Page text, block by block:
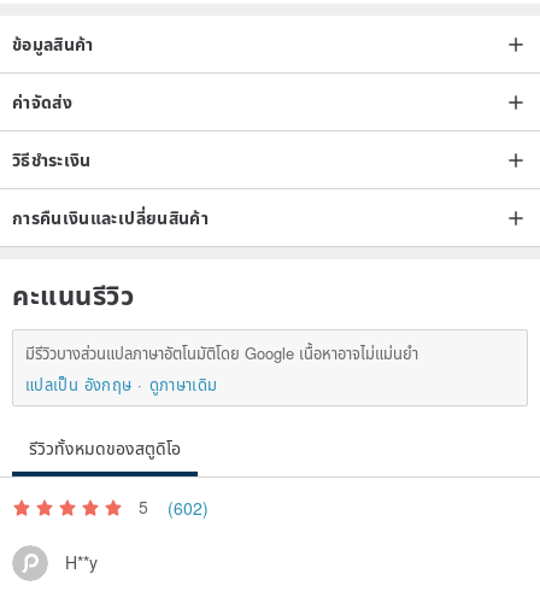
ข้อมูลสินค้า
ค่าจัดส่ง
วิธีชำระเงิน
การคืนเงินและเปลี่ยนสินค้า
คะแนนรีวิว
มีรีวิวบางส่วนแปลภาษาอัตโนมัติโดย Google เนื้อหาอาจไม่แม่นยำ
แปลเป็น อังกฤษ
ดูภาษาเดิม
รีวิวทั้งหมดของสตูดิโอ
5 (602)
H**y